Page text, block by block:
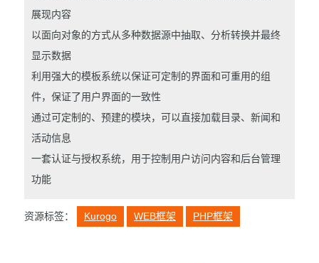
展现内容
以面向对象的方式从多种数据源中抽取、分析转换并最终
显示数据
利用强大的模板系统以保证可定制的界面和可重用的组
件，保证了用户界面的一致性
通过可定制的、预建的模块，可以直接加载目录、新闻和
活动信息
一套认证与授权系统，用于控制用户访问内容和后台管理
功能
资源标签： Kurogo WEB框架 PHP框架